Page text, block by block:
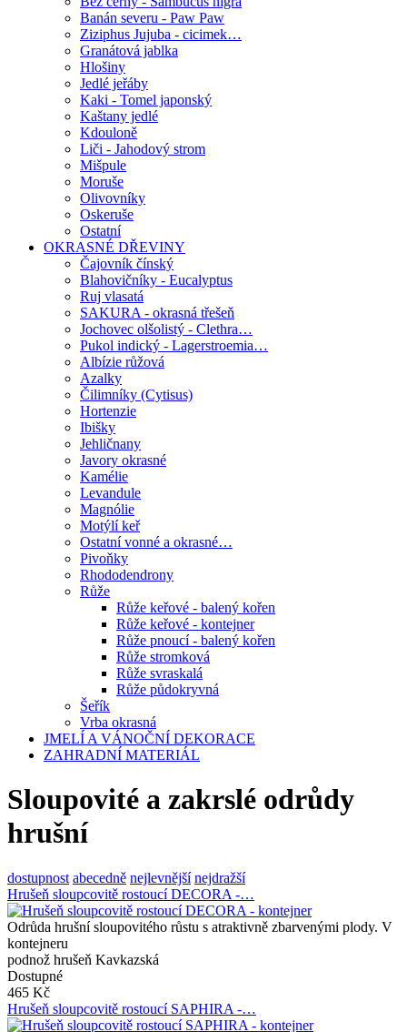
Banán severu - Paw Paw
Ziziphus Jujuba - cicimek…
Granátová jablka
Hlošiny
Jedlé jeřáby
Kaki - Tomel japonský
Kaštany jedlé
Kdouloně
Liči - Jahodový strom
Mišpule
Moruše
Olivovníky
Oskeruše
Ostatní
OKRASNÉ DŘEVINY
Čajovník čínský
Blahovičníky - Eucalyptus
Ruj vlasatá
SAKURA - okrasná třešeň
Jochovec olšolistý - Clethra…
Pukol indický - Lagerstroemia…
Albízie růžová
Azalky
Čilimníky (Cytisus)
Hortenzie
Ibišky
Jehličnany
Javory okrasné
Kamélie
Levandule
Magnólie
Motýlí keř
Ostatní vonné a okrasné…
Pivoňky
Rhododendrony
Růže
Růže keřové - balený kořen
Růže keřové - kontejner
Růže pnoucí - balený kořen
Růže stromková
Růže svraskalá
Růže půdokryvná
Šeřík
Vrba okrasná
JMELÍ A VÁNOČNÍ DEKORACE
ZAHRADNÍ MATERIÁL
Sloupovité a zakrslé odrůdy
hrušní
dostupnost abecedně nejlevnější nejdražší
Hrušeň sloupcovitě rostoucí DECORA -…
Odrůda hrušní sloupovitého růstu s atraktivně zbarvenými plody. V
kontejneru
podnož hrušeň Kavkazská
Dostupné
465 Kč
Hrušeň sloupcovitě rostoucí SAPHIRA -…